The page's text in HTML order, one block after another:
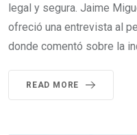
legal y segura. Jaime
ofreció una entrevista al
donde comentó sobre la
READ MORE